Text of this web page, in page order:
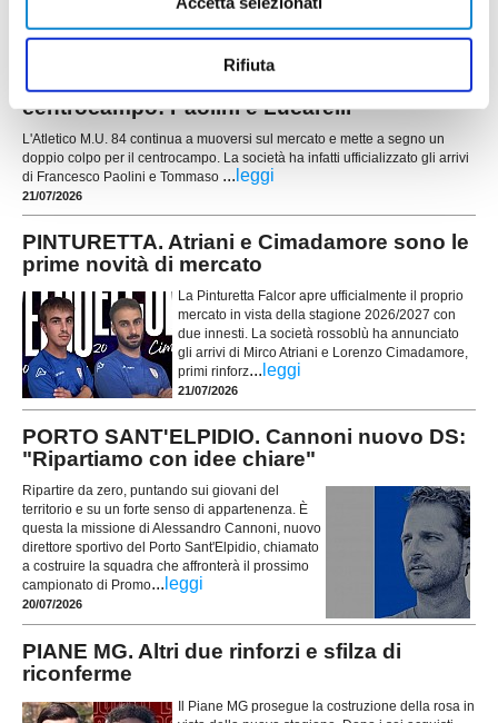
Rifiuta
23/07/2026
ATLETICO M.U. 84, doppio rinforzo a
centrocampo: Paolini e Lucarelli
L'Atletico M.U. 84 continua a muoversi sul mercato e mette a segno un
doppio colpo per il centrocampo. La società ha infatti ufficializzato gli arrivi
di Francesco Paolini e Tommaso ... leggi
21/07/2026
PINTURETTA. Atriani e Cimadamore sono le
prime novità di mercato
La Pinturetta Falcor apre ufficialmente il proprio
mercato in vista della stagione 2026/2027 con
due innesti. La società rossoblù ha annunciato
gli arrivi di Mirco Atriani e Lorenzo Cimadamore,
primi rinforz... leggi
21/07/2026
PORTO SANT'ELPIDIO. Cannoni nuovo DS:
"Ripartiamo con idee chiare"
Ripartire da zero, puntando sui giovani del
territorio e su un forte senso di appartenenza. È
questa la missione di Alessandro Cannoni, nuovo
direttore sportivo del Porto Sant'Elpidio, chiamato
a costruire la squadra che affronterà il prossimo
campionato di Promo... leggi
20/07/2026
PIANE MG. Altri due rinforzi e sfilza di
riconferme
Il Piane MG prosegue la costruzione della rosa in